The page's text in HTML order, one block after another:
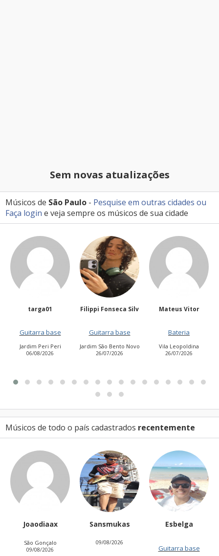
Sem novas atualizações
Músicos de São Paulo - Pesquise em outras cidades ou
Faça login e veja sempre os músicos de sua cidade
base
Peri
Filippi Fonseca Silv
Guitarra base
Jardim São Bento Novo
Mateus Vitor
Bateria
Vila Leopoldina
Anailuj
Vocalista -
Jardim
Músicos de todo o país cadastrados recentemente
Joaodiaax
São Gonçalo
09/08/2026
Sansmukas
09/08/2026
Esbelga
Guitarra base